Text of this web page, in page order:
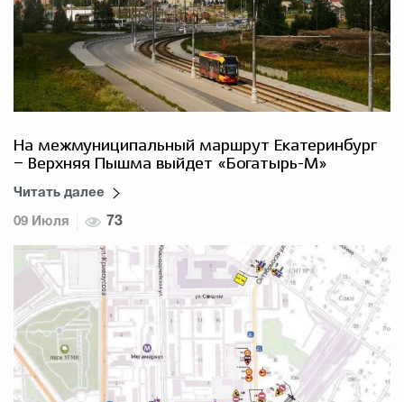
На межмуниципальный маршрут Екатеринбург
– Верхняя Пышма выйдет «Богатырь-М»
Читать далее
09 Июля 73